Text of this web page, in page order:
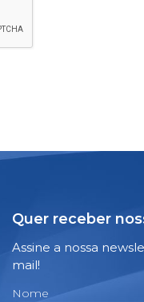
Quer receber
Assine a nossa
mail!
Nome